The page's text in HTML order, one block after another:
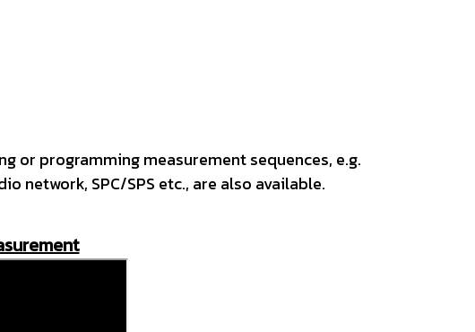
or programming measurement sequences, e.g.
network, SPC/SPS etc., are also available.